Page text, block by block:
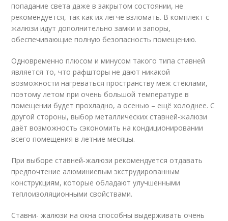
попадание света даже в закрытом состоянии, не
рекомендуется, так как их легче взломать. В комплект с
жалюзи идут дополнительно замки и запоры,
обеспечивающие полную безопасность помещению.
Одновременно плюсом и минусом такого типа ставней
является то, что рафшторы не дают никакой
возможности нагреваться пространству меж стёклами,
поэтому летом при очень большой температуре в
помещении будет прохладно, а осенью – ещё холоднее. С
другой стороны, выбор металлических ставней-жалюзи
даёт возможность сэкономить на кондиционировании
всего помещения в летние месяцы.
При выборе ставней-жалюзи рекомендуется отдавать
предпочтение алюминиевым экструдированным
конструкциям, которые обладают улучшенными
теплоизоляционными свойствами.
Ставни- жалюзи на окна способны выдерживать очень